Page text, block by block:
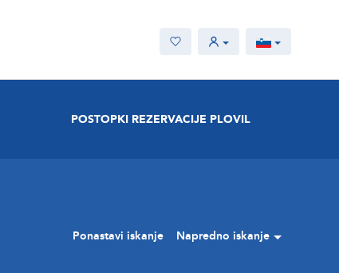
POSTOPKI REZERVACIJE PLOVIL
Ponastavi iskanje Napredno iskanje